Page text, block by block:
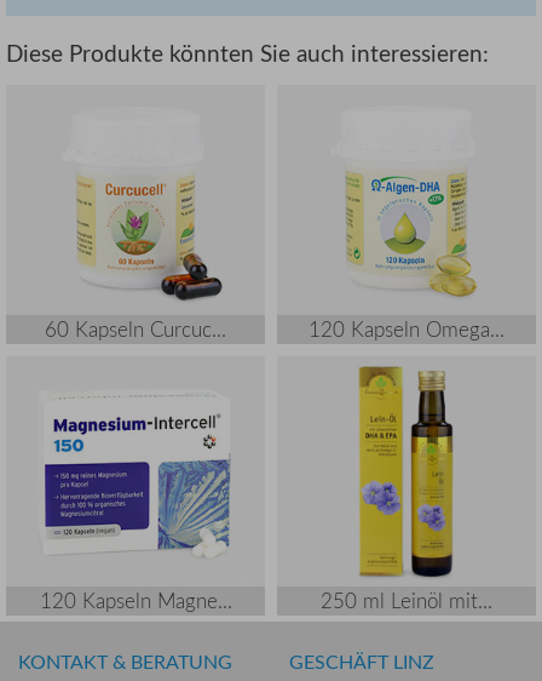
Diese Produkte könnten Sie auch interessieren:
60 Kapseln Curcuc... 120 Kapseln Omega...
120 Kapseln Magne... 250 ml Leinöl mit...
KONTAKT & BERATUNG GESCHÄFT LINZ